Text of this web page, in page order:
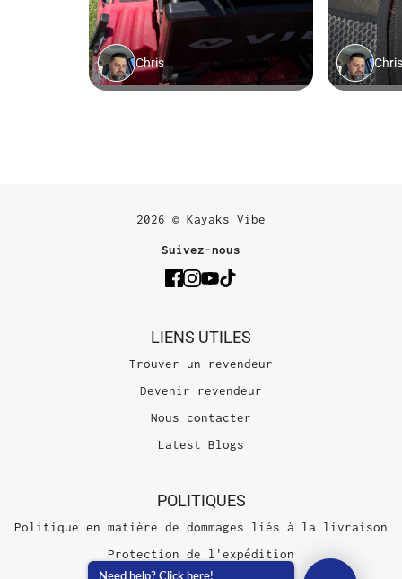
2026 © Kayaks Vibe
Suivez-nous
LIENS UTILES
Trouver un revendeur
Devenir revendeur
Nous contacter
Latest Blogs
POLITIQUES
Politique en matière de dommages liés à la livraison
Protection de l'expédition
Need help? Click here!